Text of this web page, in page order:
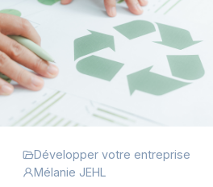
Développer votre entreprise
Mélanie JEHL